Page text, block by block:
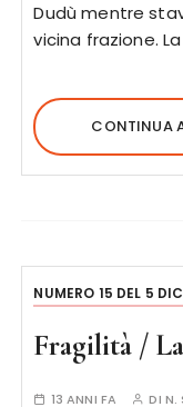
Dudù mentre
vicina frazione.
CONTINUA
NUMERO 15 DEL 5
Fragilità /
13 ANNI FA DI N.